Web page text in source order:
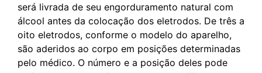
será livrada de seu engorduramento natural com
álcool antes da colocação dos eletrodos. De três a
oito eletrodos, conforme o modelo do aparelho,
são aderidos ao corpo em posições determinadas
pelo médico. O número e a posição deles pode